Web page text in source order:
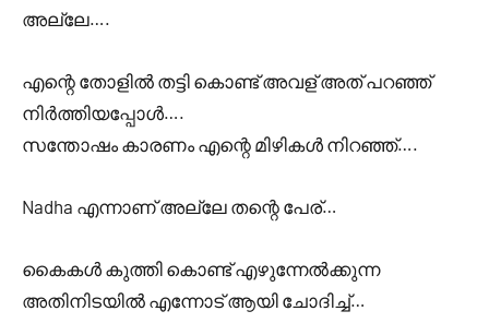
അല്ലേ….
എന്റെ തോളിൽ തട്ടി കൊണ്ട് അവള് അത് പറഞ്ഞ്
നിർത്തിയപ്പോൾ….
സന്തോഷം കാരണം എന്റെ മിഴികൾ നിറഞ്ഞ്….
Nadha എന്നാണ് അല്ലേ തന്റെ പേര്…
കൈകൾ കുത്തി കൊണ്ട് എഴുന്നേൽക്കുന്ന
അതിനിടയിൽ എന്നോട് ആയി ചോദിച്ച്…